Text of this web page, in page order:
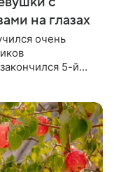
на глазах
очень
5-й